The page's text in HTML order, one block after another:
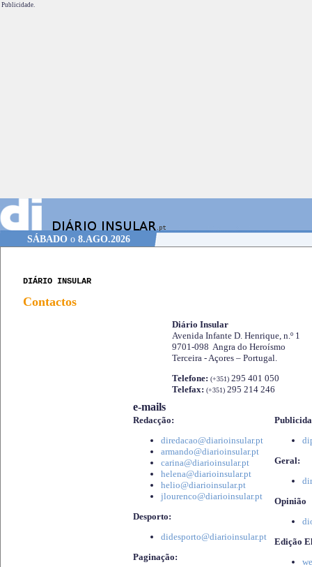
Publicidade.
SÁBADOo 8.AGO.2026
DIÁRIO INSULAR
Contactos
Diário Insular
Avenida Infante D. Henrique, n.º 1
9701-098 Angra do Heroísmo
Terceira - Açores – Portugal.
Telefone: (+351) 295 401 050
Telefax: (+351) 295 214 246
e-mails
Redacção:
diredacao@diarioinsular.pt
armando@diarioinsular.pt
carina@diarioinsular.pt
helena@diarioinsular.pt
helio@diarioinsular.pt
jlourenco@diarioinsular.pt
Desporto:
didesporto@diarioinsular.pt
Paginação:
Geral:
Opinião
Edição